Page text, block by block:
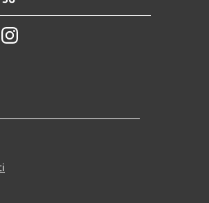
Instagram